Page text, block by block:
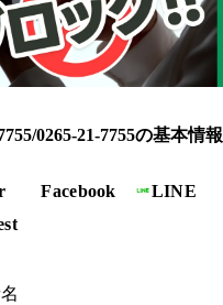
0265-21-7755の基本情報
Facebook LINE